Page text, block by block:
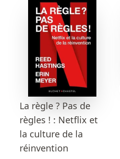
La règle ? Pas de
règles ! : Netflix et
la culture de la
réinvention